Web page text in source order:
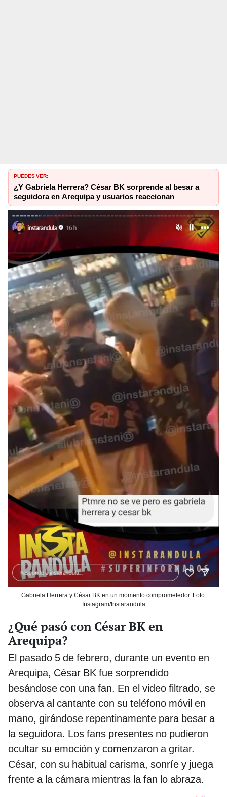
PUEDES VER:
¿Y Gabriela Herrera? César BK sorprende al besar a
seguidora en Arequipa y usuarios reaccionan
Gabriela Herrera y César BK en un momento comprometedor. Foto:
Instagram/Instarandula
¿Qué pasó con César BK en
Arequipa?
El pasado 5 de febrero, durante un evento en
Arequipa, César BK fue sorprendido
besándose con una fan. En el video filtrado, se
observa al cantante con su teléfono móvil en
mano, girándose repentinamente para besar a
la seguidora. Los fans presentes no pudieron
ocultar su emoción y comenzaron a gritar.
César, con su habitual carisma, sonríe y juega
frente a la cámara mientras la fan lo abraza.